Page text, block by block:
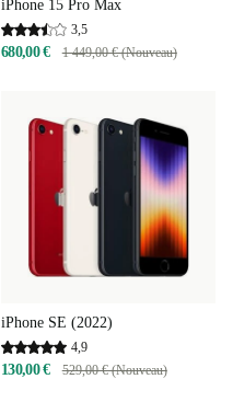
iPhone 15 Pro Max
3,5
680,00 € 1 449,00 € (Nouveau)
iPhone SE (2022)
4,9
130,00 € 529,00 € (Nouveau)